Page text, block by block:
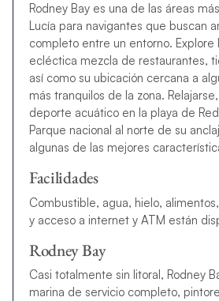
Rodney Bay es una de las áreas
Lucía para navigantes que buscan
completo entre un entorno. Explore
ecléctica mezcla de restaurantes,
así como su ubicación cercana a
más tranquilos de la zona.
deporte acuático en la playa de
Parque nacional al norte de su
algunas de las mejores
Facilidades
Combustible, agua, hielo,
y acceso a internet y ATM están
Rodney Bay
Casi totalmente sin litoral, Rodney
marina de servicio completo,